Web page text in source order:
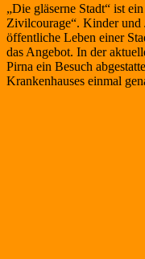
„Die gläserne Stadt“ ist
Zivilcourage“. Kinder und
öffentliche Leben einer
das Angebot. In der
Pirna ein Besuch
Krankenhauses einmal